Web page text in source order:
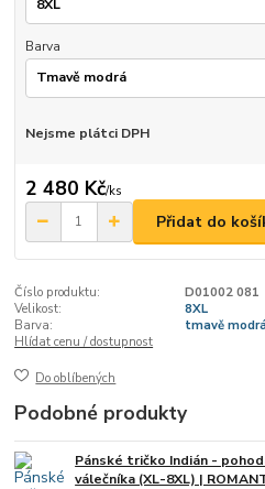
Barva
Nejsme plátci DPH
2 480 Kč/ks
Přidat do
Číslo produktu:
D01002 081
Velikost:
8XL
Barva:
tmavě
Hlídat cenu / dostupnost
Do oblíbených
Podobné produkty
Pánské tričko Indián -
válečníka (XL-8XL) |